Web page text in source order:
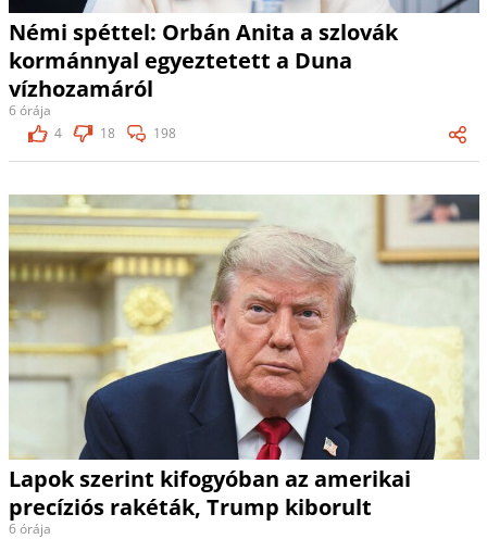
Némi spéttel: Orbán Anita a szlovák
kormánnyal egyeztetett a Duna
vízhozamáról
6 órája
4
18 198
Lapok szerint kifogyóban az amerikai
precíziós rakéták, Trump kiborult
6 órája